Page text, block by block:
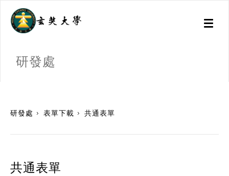
Toggle
研發處
研發處 表單下載 共通表單
共通表單